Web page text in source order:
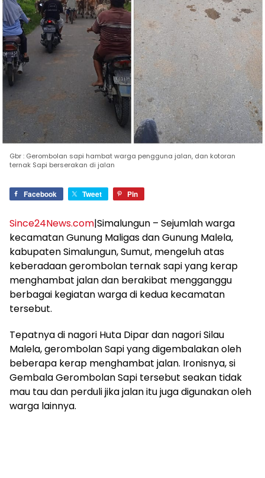
Gbr : Gerombolan sapi hambat warga pengguna jalan, dan kotoran
ternak Sapi berserakan di jalan
Facebook Tweet Pin
Since24News.com|Simalungun – Sejumlah warga
kecamatan Gunung Maligas dan Gunung Malela,
kabupaten Simalungun, Sumut, mengeluh atas
keberadaan gerombolan ternak sapi yang kerap
menghambat jalan dan berakibat mengganggu
berbagai kegiatan warga di kedua kecamatan
tersebut.
Tepatnya di nagori Huta Dipar dan nagori Silau
Malela, gerombolan Sapi yang digembalakan oleh
beberapa kerap menghambat jalan. Ironisnya, si
Gembala Gerombolan Sapi tersebut seakan tidak
mau tau dan perduli jika jalan itu juga digunakan oleh
warga lainnya.